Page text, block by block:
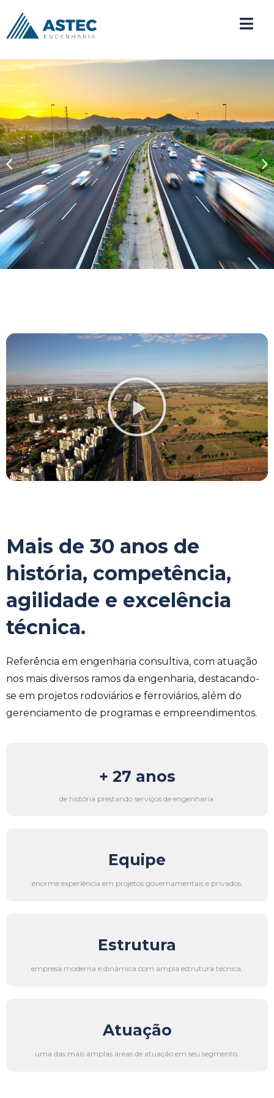
Mais de 30 anos de
história, competência,
agilidade e excelência
técnica.
Referência em engenharia consultiva, com atuação
nos mais diversos ramos da engenharia, destacando-
se em projetos rodoviários e ferroviários, além do
gerenciamento de programas e empreendimentos.
+ 29 anos
de história prestando serviços de engenharia.
Equipe
enorme experiência em projetos governamentais e privados.
Estrutura
empresa moderna e dinâmica com ampla estrutura técnica.
Atuação
uma das mais amplas áreas de atuação em seu segmento.